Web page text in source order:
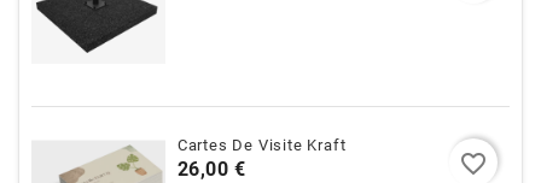
Cartes De Visite Kraft
26,00 €Prix favorite_border